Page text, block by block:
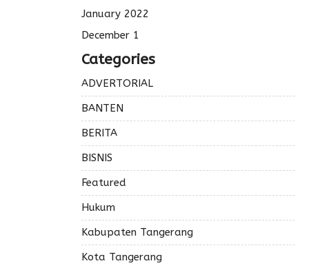
January 2022
December 1
Categories
ADVERTORIAL
BANTEN
BERITA
BISNIS
Featured
Hukum
Kabupaten Tangerang
Kota Tangerang